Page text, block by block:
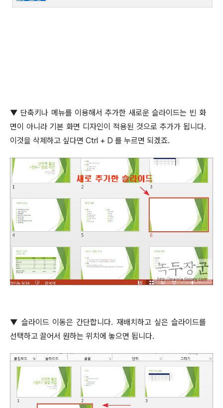
▼ 단축키나 메뉴를 이용해서 추가한 새로운 슬라이드는 빈 화
면이 아니라 기본 화면 디자인이 적용된 것으로 추가가 됩니다.
이것을 삭제하고 싶다면 Ctrl + D 를 누르면 되겠죠.
▼ 슬라이드 이동은 간단합니다. 재배치하고 싶은 슬라이드를
선택하고 끌어서 원하는 위치에 놓으면 됩니다.